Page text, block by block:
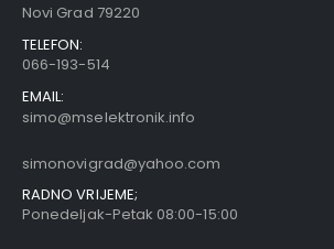
Novi Grad 79220
TELEFON:
066-193-514
EMAIL:
simo@mselektronik.info
simonovigrad@yahoo.com
RADNO VRIJEME;
Ponedeljak-Petak 08:00-15:00